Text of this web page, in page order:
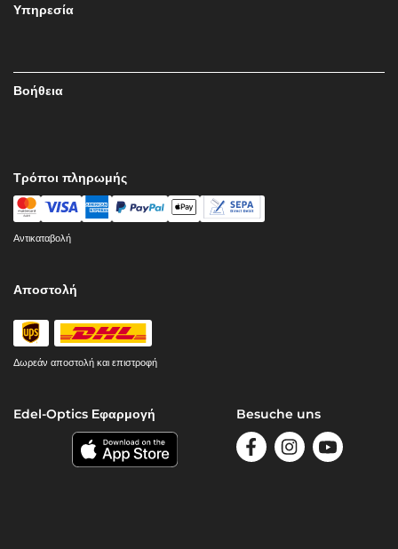
Υπηρεσία
Βοήθεια
Τρόποι πληρωμής
Αντικαταβολή
Αποστολή
Δωρεάν αποστολή και επιστροφή
Edel-Optics Εφαρμογή Besuche uns